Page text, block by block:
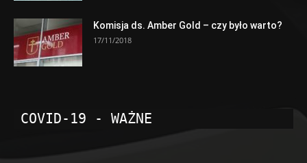
Komisja ds. Amber Gold – czy było warto?
17/11/2018
COVID-19 - WAŻNE